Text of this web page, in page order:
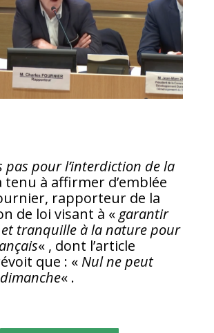
pas pour l’interdiction de la
tenu à affirmer d’emblée
rapporteur de la
de loi visant à «garantir
et tranquille à la nature pour
« , dont l’article
que : « Nul ne peut
« .